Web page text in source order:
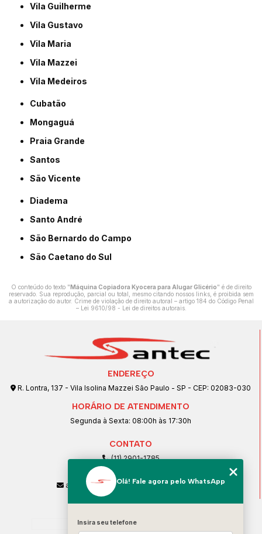
Vila Guilherme
Vila Gustavo
Vila Maria
Vila Mazzei
Vila Medeiros
Cubatão
Mongaguá
Praia Grande
Santos
São Vicente
Diadema
Santo André
São Bernardo do Campo
São Caetano do Sul
O conteúdo do texto "Máquina Copiadora Kyocera para Alugar Glicério" é de direito
reservado. Sua reprodução, parcial ou total, mesmo citando nossos links, é proibida sem
a autorização do autor. Crime de violação de direito autoral – artigo 184 do Código Penal
– Lei 9610/98 - Lei de direitos autorais.
ENDEREÇO
R. Lontra, 137 - Vila Isolina Mazzei São Paulo - SP - CEP: 02083-030
HORÁRIO DE ATENDIMENTO
Segunda à Sexta: 08:00h às 17:30h
CONTATO
(11) 2901-1785
(11) 99239-1832
atendimento@santeccopiadoras.com.br
Home
Olá! Fale agora pelo WhatsApp
Insira seu telefone